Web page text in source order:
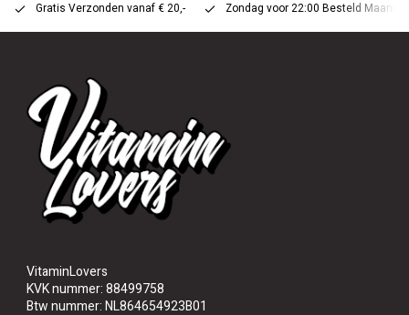
Gratis Verzonden vanaf € 20,- Zondag voor 22:00 Besteld
VitaminLovers
KVK nummer: 88499758
Btw nummer: NL864654923B01